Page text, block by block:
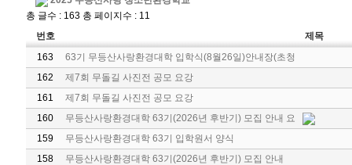
총 글수 : 163 총 페이지수 : 11
번호
제목
163
63기 무등산사랑환경대학 입학식(8월26일)안내장(초청
162
제7회 무돌길 사진전 공모 요강
161
제7회 무돌길 사진전 공모 요강
160
무등산사랑환경대학 63기(2026년 후반기) 모집 안내 요
159
무등산사랑환경대학 63기 입학원서 양식
158
무등산사랑환경대학 63기(2026년 후반기) 모집 안내